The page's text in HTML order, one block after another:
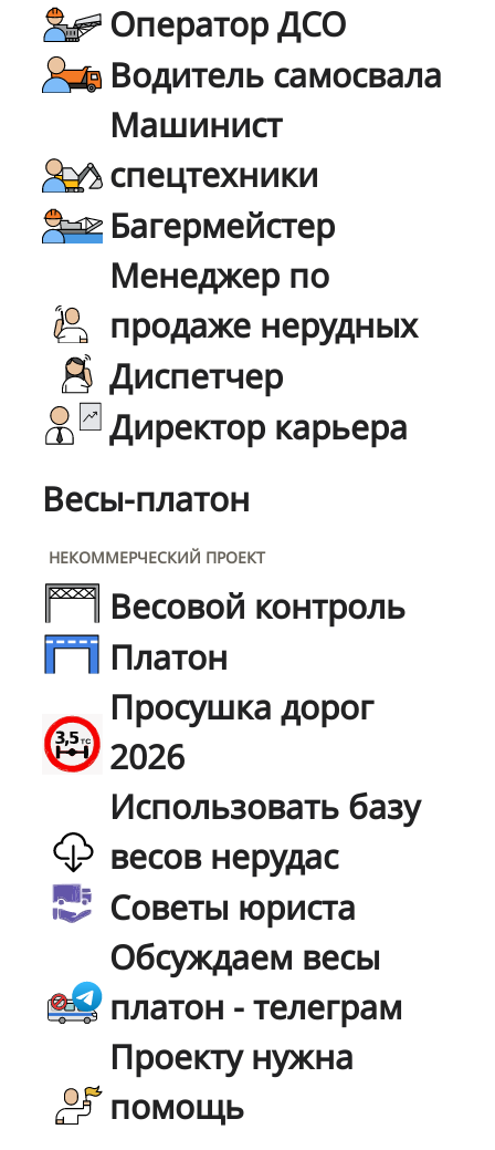
Оператор ДСО
Водитель самосвала
Машинист
спецтехники
Багермейстер
Менеджер по
продаже нерудных
Диспетчер
Директор карьера
Весы-платон
НЕКОММЕРЧЕСКИЙ ПРОЕКТ
Весовой контроль
Платон
Просушка дорог
2026
Использовать базу
весов нерудас
Советы юриста
Обсуждаем весы
платон - телеграм
Проекту нужна
помощь